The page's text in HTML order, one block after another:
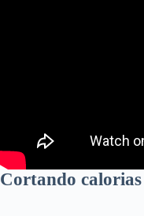
Cortando calorias